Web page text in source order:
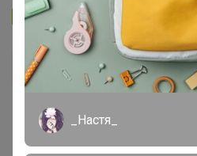
Запомнить
Войти
_Настя_